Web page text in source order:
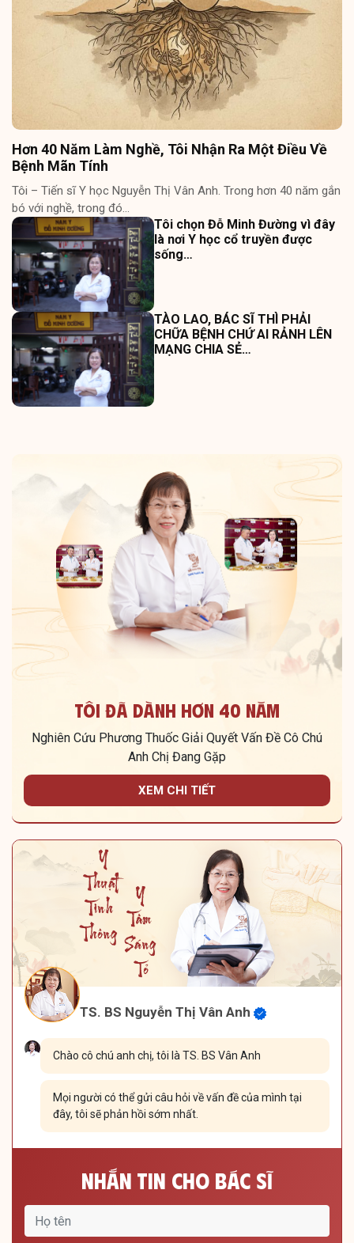
Hơn 40 Năm Làm Nghề, Tôi Nhận Ra Một Điều Về
Bệnh Mãn Tính
Tôi – Tiến sĩ Y học Nguyễn Thị Vân Anh. Trong hơn 40 năm gắn
bó với nghề, trong đó…
Tôi chọn Đỗ Minh Đường vì đây
là nơi Y học cổ truyền được
sống…
TÀO LAO, BÁC SĨ THÌ PHẢI
CHỮA BỆNH CHỨ AI RẢNH LÊN
MẠNG CHIA SẺ…
Tôi Đã Dành Hơn 40 Năm
Nghiên Cứu Phương Thuốc Giải Quyết Vấn Đề Cô Chú
Anh Chị Đang Gặp
XEM CHI TIẾT
TS. BS Nguyễn Thị Vân Anh
Chào cô chú anh chị, tôi là TS. BS Vân Anh
Mọi người có thể gửi câu hỏi về vấn đề của mình tại
đây, tôi sẽ phản hồi sớm nhất.
Nhắn Tin Cho Bác Sĩ